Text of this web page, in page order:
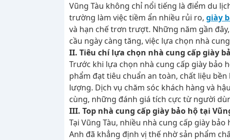
Vũng Tàu không chỉ nổi tiếng là điểm du
trường làm việc tiềm ẩn nhiều rủi ro, giày
và hạn chế trơn trượt. Những năm gần
cầu ngày càng tăng, việc lựa chọn nhà
II. Tiêu chí lựa chọn nhà cung cấp giày
Trước khi lựa chọn nhà cung cấp giày bảo
phẩm đạt tiêu chuẩn an toàn, chất liệu
lượng. Dịch vụ chăm sóc khách hàng và
cùng, những đánh giá tích cực từ người
III. Top nhà cung cấp giày bảo hộ tại
Tại Vũng Tàu, nhiều nhà cung cấp giày
Anh đã khẳng định vị thế nhờ sản phẩm